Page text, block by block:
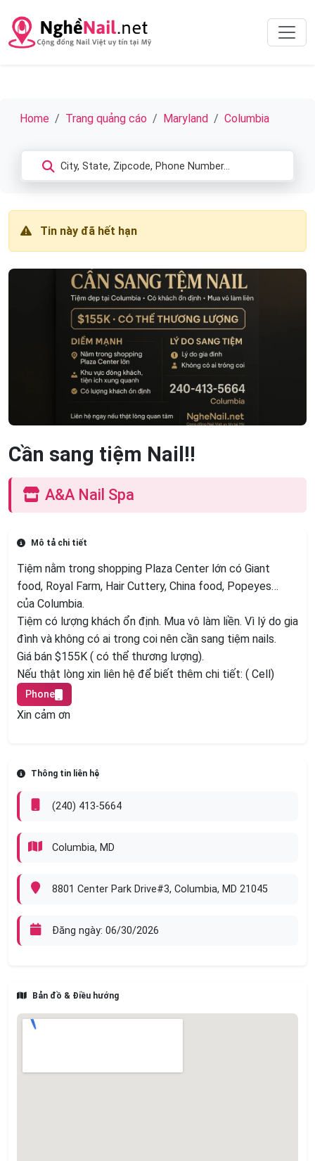
Home Trang quảng cáo Maryland Columbia
Tin này đã hết hạn
Cần sang tiệm Nail!!
A&A Nail Spa
Mô tả chi tiết
Tiệm nằm trong shopping Plaza Center lớn có Giant
food, Royal Farm, Hair Cuttery, China food, Popeyes…
của Columbia.
Tiệm có lượng khách ổn định. Mua vô làm liền. Vì lý do gia
đình và không có ai trong coi nên cần sang tiệm nails.
Giá bán $155K ( có thể thương lượng).
Nếu thật lòng xin liên hệ để biết thêm chi tiết: ( Cell)
Phone
Xin cảm ơn
Thông tin liên hệ
(240) 413-5664
Columbia, MD
8801 Center Park Drive#3, Columbia, MD 21045
Đăng ngày: 06/30/2026
Bản đồ & Điều hướng